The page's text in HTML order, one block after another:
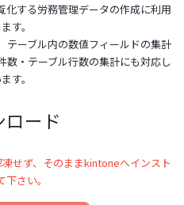
する労務管理データの作成に利用
す。
テーブル内の数値フィールドの集計
数・テーブル行数の集計にも対応し
す。
ード
せず、そのままkintoneへインスト
下さい。